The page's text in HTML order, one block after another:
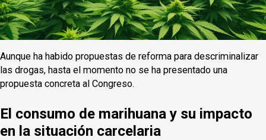
Aunque ha habido propuestas de reforma para descriminalizar
las drogas, hasta el momento no se ha presentado una
propuesta concreta al Congreso.
El consumo de marihuana y su impacto
en la situación carcelaria